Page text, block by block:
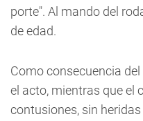
porte". Al mando del
de edad.
Como consecuencia
el acto, mientras que el
contusiones, sin